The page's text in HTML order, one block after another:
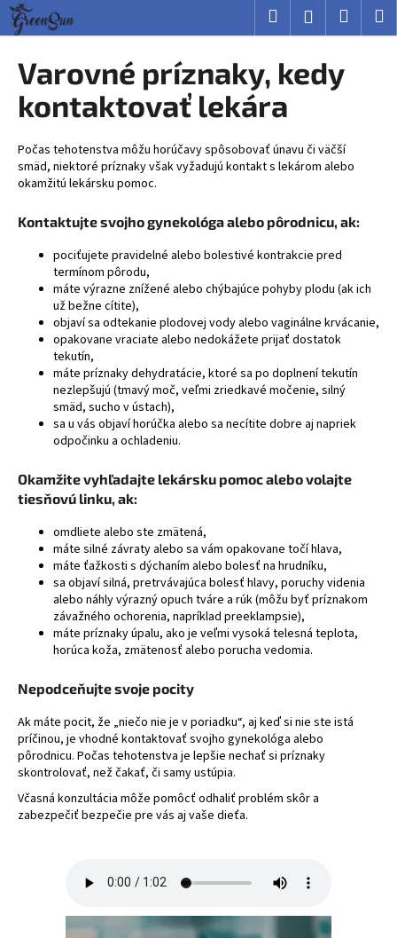
Prejsť
obsah
Hľadať Prihlásenie
Varovné príznaky, kedy
kontaktovať lekára
Počas tehotenstva môžu horúčavy spôsobovať únavu či väčší
smäd, niektoré príznaky však vyžadujú kontakt s lekárom alebo
okamžitú lekársku pomoc.
Kontaktujte svojho gynekológa alebo pôrodnicu, ak:
pociťujete pravidelné alebo bolestivé kontrakcie pred
termínom pôrodu,
máte výrazne znížené alebo chýbajúce pohyby plodu (ak ich
už bežne cítite),
objaví sa odtekanie plodovej vody alebo vaginálne krvácanie,
opakovane vraciate alebo nedokážete prijať dostatok
tekutín,
máte príznaky dehydratácie, ktoré sa po doplnení tekutín
nezlepšujú (tmavý moč, veľmi zriedkavé močenie, silný
smäd, sucho v ústach),
sa u vás objaví horúčka alebo sa necítite dobre aj napriek
odpočinku a ochladeniu.
Okamžite vyhľadajte lekársku pomoc alebo volajte
tiesňovú linku, ak:
omdliete alebo ste zmätená,
máte silné závraty alebo sa vám opakovane točí hlava,
máte ťažkosti s dýchaním alebo bolesť na hrudníku,
sa objaví silná, pretrvávajúca bolesť hlavy, poruchy videnia
alebo náhly výrazný opuch tváre a rúk (môžu byť príznakom
závažného ochorenia, napríklad preeklampsie),
máte príznaky úpalu, ako je veľmi vysoká telesná teplota,
horúca koža, zmätenosť alebo porucha vedomia.
Nepodceňujte svoje pocity
Ak máte pocit, že „niečo nie je v poriadku“, aj keď si nie ste istá
príčinou, je vhodné kontaktovať svojho gynekológa alebo
pôrodnicu. Počas tehotenstva je lepšie nechať si príznaky
skontrolovať, než čakať, či samy ustúpia.
Včasná konzultácia môže pomôcť odhaliť problém skôr a
zabezpečiť bezpečie pre vás aj vaše dieťa.
K
o
Č
o
p
o
t
r
e
ť
?
HĽADAŤ